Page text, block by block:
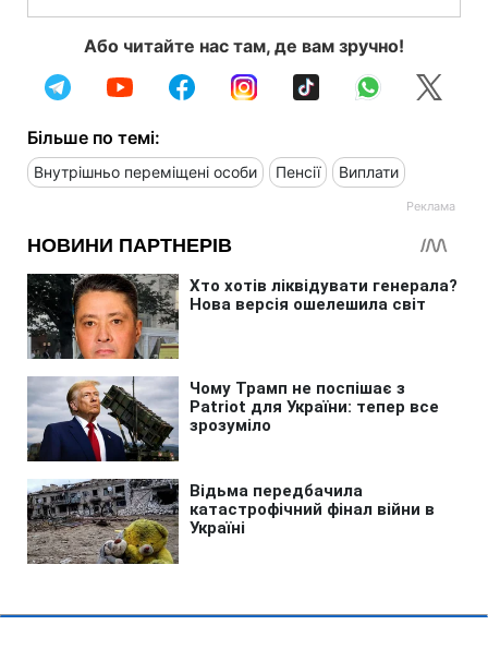
Або читайте нас там, де вам зручно!
Більше по темі:
Внутрішньо переміщені особи Пенсії Виплати